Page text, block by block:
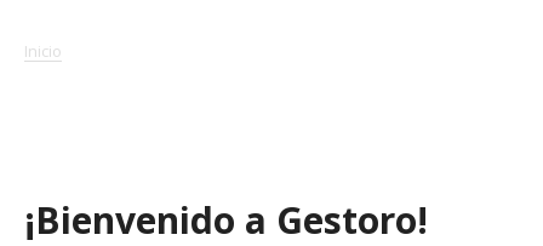
Inicio
¡Bienvenido a Gestoro!